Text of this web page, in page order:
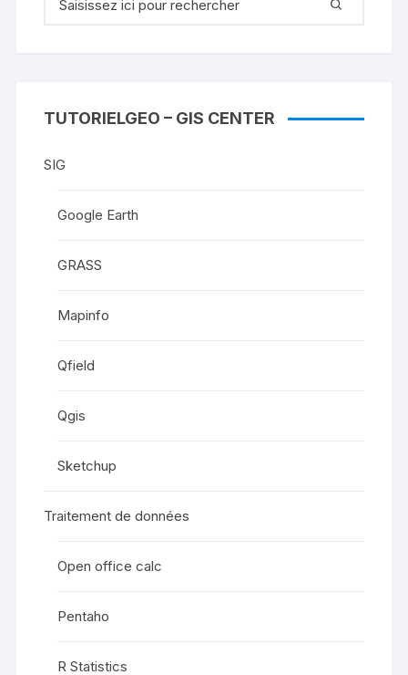
pour
TUTORIELGEO – GIS CENTER
SIG
Google Earth
GRASS
Mapinfo
Qfield
Qgis
Sketchup
Traitement de données
Open office calc
Pentaho
R Statistics